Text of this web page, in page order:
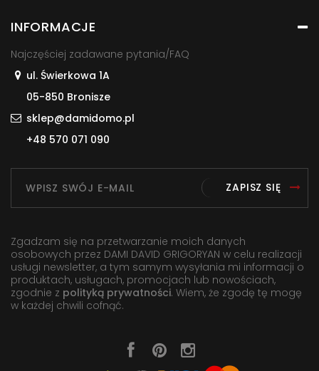
INFORMACJE
Najczęściej zadawane pytania/FAQ
ul. Świerkowa 1A
05-850 Bronisze
sklep@damidomo.pl
+48 570 071 090
ZAPISZ SIĘ
Zgadzam się na przetwarzanie moich danych
osobowych przez DAMI DAVID GRIGORYAN w celu realizacji
usługi newsletter, a tym samym wysyłania mi informacji o
produktach, usługach, promocjach lub nowościach,
zgodnie z polityką prywatności. Wiem, że zgodę tę mogę
w każdej chwili cofnąć.